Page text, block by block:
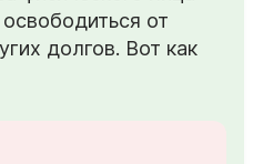
от
долгов. Вот как